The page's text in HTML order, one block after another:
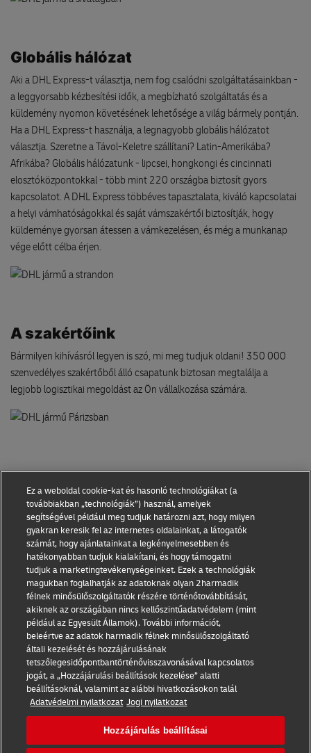
Globális hálózat
Aki a DHL Express-t választja, nem fog csalódni szolgáltatásainkban -
a leggyorsabb kézbesítési idők, a megbízható szolgáltatás és a
küldemény nyomon követésének lehetősége a világ bármely pontján.
Ha a DHL Express-t használja, a legnagyobb globális hálózatot
választja. Szeretne a Távol-Keletre szállítani? Latin-Amerikába?
Afrikába? Globális hálózatunk - lipcsei, hongkongi és cincinnati
elosztóközpontokkal - több mint 220 országba biztosít gyors
kapcsolatot. A DHL Express többéves tapasztalata, kiváló kapcsolatai
a helyi vámhatóságokkal és saját vámszakértői biztosítják, hogy
küldeménye gyorsan átessen a vámkezelésen, és még a munkanap
vége előtt célba érjen.
A szakértőink
Bármilyen kihívásról legyen is szó, mi meg tudjuk oldani! 350 000
szenvedélyes szakértőből álló csapatunk biztosan megtalálja a
legjobb logisztikai megoldást az Ön vállalkozása számára.
Általános Szerződési Feltételek
Adatvédelmi nyilatkozat
DHL Express Magyarország
Ez a weboldal cookie-kat és hasonló technológiákat (a
továbbiakban „technológiák”) használ, amelyek
segítségével például meg tudjuk határozni azt, hogy milyen
gyakran keresik fel az internetes oldalainkat, a látogatók
számát, hogy ajánlatainkat a legkényelmesebben és
hatékonyabban tudjuk kialakítani, és hogy támogatni
tudjuk a marketingtevékenységeinket. Ezek a technológiák
magukban foglalhatják az adatoknak olyan 2harmadik
félnek minősülőszolgáltatók részére történőtovábbítását,
akiknek az országában nincs kellőszintűadatvédelem (mint
például az Egyesült Államok). További információt,
beleértve az adatok harmadik félnek minősülőszolgáltató
általi kezelését és hozzájárulásának
tetszőlegesidőpontbantörténővisszavonásával kapcsolatos
jogát, a „Hozzájárulási beállítások kezelése” alatti
beállításoknál, valamint az alábbi hivatkozásokon talál
Adatvédelmi nyilatkozat Jogi nyilatkozat
Hozzájárulás beállításai